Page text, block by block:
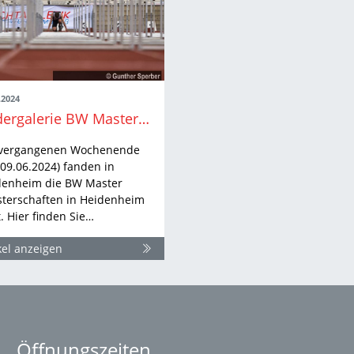
Bildergalerie BW Masters Heidenheim
Wochenende
fanden in
die BW Master
in Heidenheim
Hier finden Sie…
anzeigen